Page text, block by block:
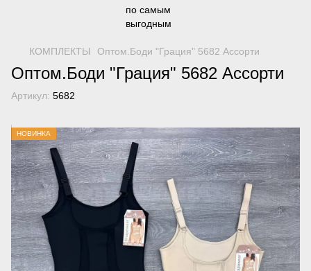
КОМПЛЕКТЫ Оптом.Боди "Грация" 5682 Ассорти
Оптом.Боди "Грация" 5682 Ассорти
Артикул: 5682
НОВИНКА